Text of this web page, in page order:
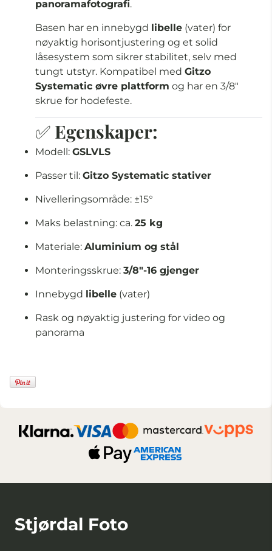
panoramafotografi.
Basen har en innebygd libelle (vater) for
nøyaktig horisontjustering og et solid
låsesystem som sikrer stabilitet, selv med
tungt utstyr. Kompatibel med Gitzo
Systematic øvre plattform og har en 3/8"
skrue for hodefeste.
✅ Egenskaper:
Modell: GSLVLS
Passer til: Gitzo Systematic stativer
Nivelleringsområde: ±15°
Maks belastning: ca. 25 kg
Materiale: Aluminium og stål
Monteringsskrue: 3/8"-16 gjenger
Innebygd libelle (vater)
Rask og nøyaktig justering for video og
panorama
Stjørdal Foto